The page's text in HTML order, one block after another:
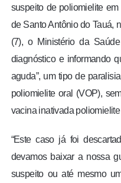
suspeito de poliomielite
de Santo Antônio do Tauá,
(7), o Ministério da
diagnóstico e informando
aguda”, um tipo de
poliomielite oral (VOP),
vacina inativada poliomielite
“Este caso já foi
devamos baixar a nossa
suspeito ou até mesmo